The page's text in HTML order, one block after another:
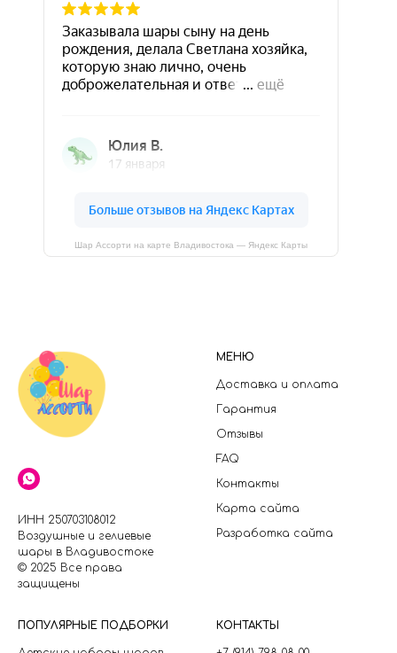
Шар Ассорти на карте Владивостока — Яндекс Карты
ИНН 250703108012
Воздушные и гелиевые
шары в Владивостоке
© 2025 Все права
защищены
МЕНЮ
Доставка и оплата
Гарантия
Отзывы
FAQ
Контакты
Карта сайта
Разработка сайта
ПОПУЛЯРНЫЕ ПОДБОРКИ КОНТАКТЫ